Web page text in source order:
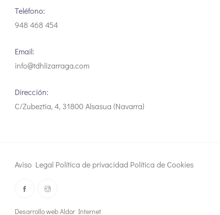
Teléfono:
948 468 454
Email:
info@tdhlizarraga.com
Dirección:
C/Zubeztia, 4, 31800 Alsasua (Navarra)
Aviso Legal Política de privacidad Política de Cookies
Desarrollo web Aldor Internet